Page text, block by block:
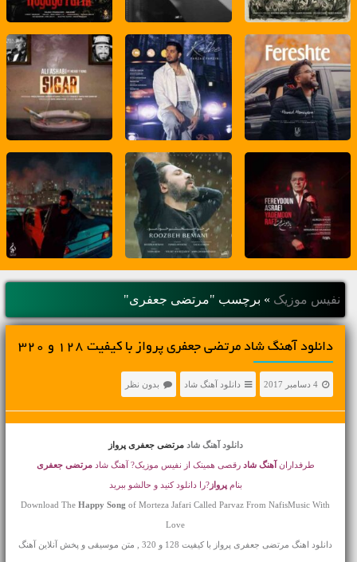
نفیس موزیک » برچسب "مرتضی جعفری"
دانلود آهنگ شاد مرتضی جعفری پرواز با کیفیت 128 و 320
4 دسامبر 2017 دانلود آهنگ شاد بدون نظر
دانلود آهنگ شاد مرتضی جعفری پرواز
طرفداران آهنگ شاد رقصی همینک از نفیس موزیک? آهنگ شادمرتضی جعفری
بنامپرواز?را دانلود کنید و حالشو ببرید
Download TheHappy Song of Morteza Jafari Called Parvaz From NafisMusic With
Love
دانلود اهنگ مرتضی جعفری پرواز با کیفیت 128 و 320 , متن موسیقی و پخش آنلاین آهنگ